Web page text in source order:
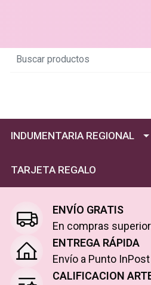
INDUMENTARIA REGIONAL
TARJETA REGALO
ENVÍO GRATIS
En compras
ENTREGA RÁPIDA
Envío a Punto
CALIFICACION